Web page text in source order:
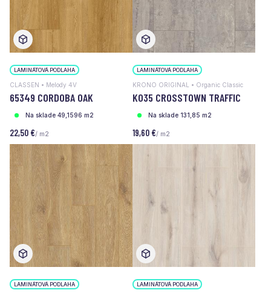
LAMINÁTOVÁ PODLAHA
CLASSEN • Melody 4V
65349 CORDOBA OAK
Na sklade 49,1596 m2
22,50 €/ m2
LAMINÁTOVÁ PODLAHA
KRONO ORIGINAL • Organic Classic
K035 CROSSTOWN TRAFFIC
Na sklade 131,85 m2
19,60 €/ m2
LAMINÁTOVÁ PODLAHA LAMINÁTOVÁ PODLAHA